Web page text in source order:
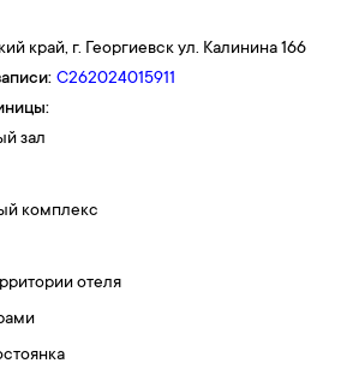
край, г. Георгиевск ул. Калинина 166
С262024015911
зал
комплекс
отеля